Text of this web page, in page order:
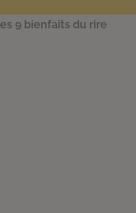
9 bienfaits du rire